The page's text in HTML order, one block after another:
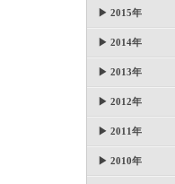
▶ 2015年
▶ 2014年
▶ 2013年
▶ 2012年
▶ 2011年
▶ 2010年